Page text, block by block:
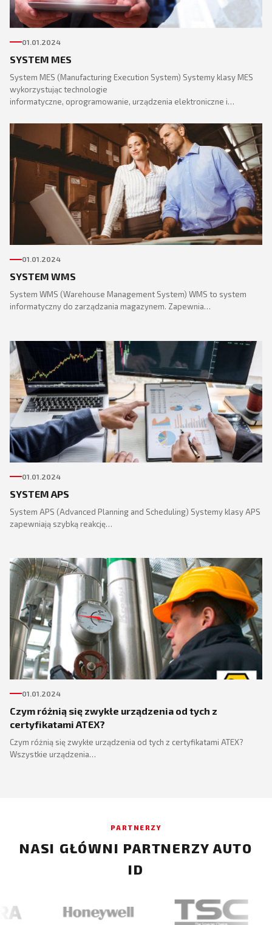
01.01.2024
SYSTEM MES
System MES (Manufacturing Execution System) Systemy klasy MES
wykorzystując technologie
informatyczne, oprogramowanie, urządzenia elektroniczne i…
01.01.2024
SYSTEM WMS
System WMS (Warehouse Management System) WMS to system
informatyczny do zarządzania magazynem. Zapewnia…
01.01.2024
SYSTEM APS
System APS (Advanced Planning and Scheduling) Systemy klasy APS
zapewniają szybką reakcję…
01.01.2024
Czym różnią się zwykłe urządzenia od tych z
certyfikatami ATEX?
Czym różnią się zwykłe urządzenia od tych z certyfikatami ATEX?
Wszystkie urządzenia…
PARTNERZY
NASI GŁÓWNI PARTNERZY AUTO
ID